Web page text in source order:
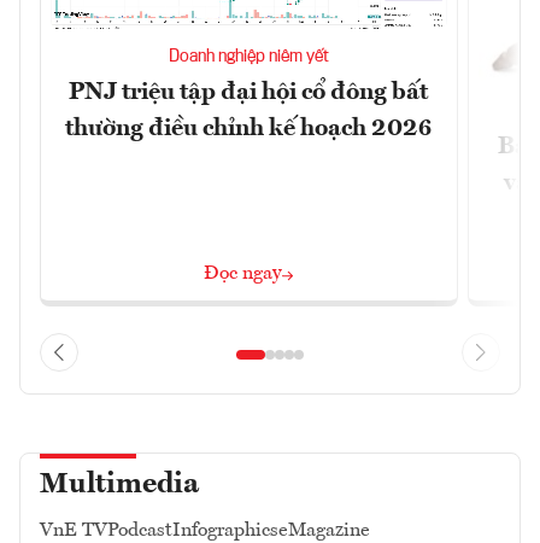
Doanh nghiệp niêm yết
PNJ triệu tập đại hội cổ đông bất
thường điều chỉnh kế hoạch 2026
Đọc ngay
và
Multimedia
VnE TVPodcastInfographicseMagazine